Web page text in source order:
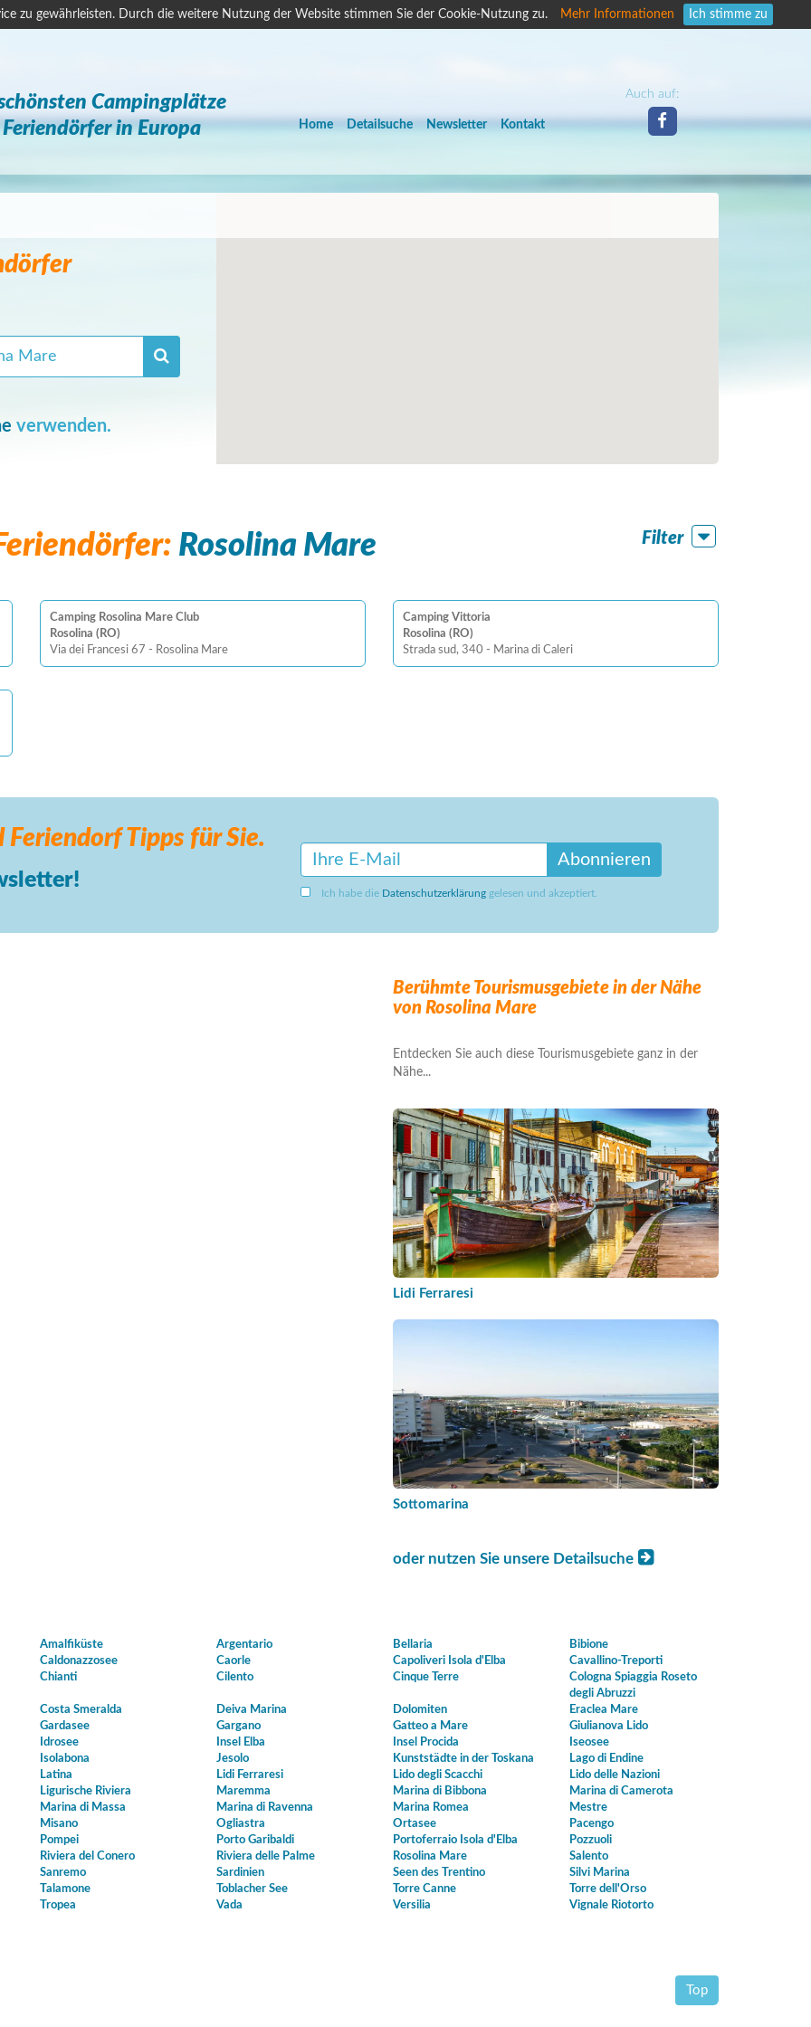
zu gewährleisten. Durch die weitere Nutzung der Website stimmen Sie der Cookie-Nutzung zu. Mehr Informationen Ich stimme zu
Campingplätze
in Europa
Home Detailsuche Newsletter Kontakt
Auch auf:
verwenden.
Rosolina Mare Filter
Camping Rosolina Mare Club
Rosolina (RO)
Via dei Francesi 67 - Rosolina Mare
Camping Vittoria
Rosolina (RO)
Strada sud, 340 - Marina di Caleri
FeriendorfTipps für Sie.
Abonnieren
Ich habe die Datenschutzerklärunggelesen und akzeptiert.
Berühmte Tourismusgebiete in der Nähe
von Rosolina Mare
Entdecken Sie auch diese Tourismusgebiete ganz in der
Nähe...
Lidi Ferraresi
Sottomarina
oder nutzen Sie unsere Detailsuche
Amalfiküste Argentario Bellaria
Bibione
Caldonazzosee Caorle Capoliveri Isola d'Elba
Cavallino-Treporti
Chianti Cilento Cinque Terre
Cologna Spiaggia Roseto
degli Abruzzi
Costa Smeralda Deiva Marina Dolomiten
Eraclea Mare
Gardasee Gargano Gatteo a Mare
Giulianova Lido
Idrosee Insel Elba Insel Procida
Iseosee
Isolabona Jesolo Kunststädte in der Toskana
Lago di Endine
Latina Lidi Ferraresi Lido degli Scacchi
Lido delle Nazioni
Ligurische Riviera Maremma Marina di Bibbona
Marina di Camerota
Marina di Massa Marina di Ravenna Marina Romea
Mestre
Misano Ogliastra Ortasee
Pacengo
Pompei Porto Garibaldi Portoferraio Isola d'Elba
Pozzuoli
Riviera del Conero Riviera delle Palme Rosolina Mare
Salento
Sanremo Sardinien Seen des Trentino
Silvi Marina
Talamone Toblacher See Torre Canne
Torre dell'Orso
Tropea Vada Versilia
Vignale Riotorto
Top